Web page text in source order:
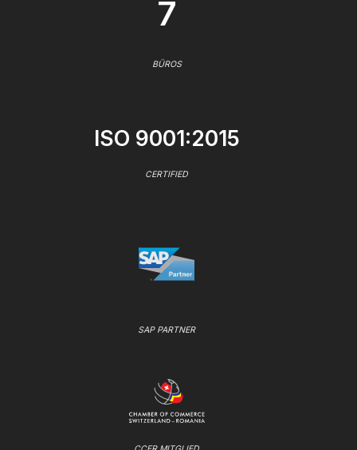
7
BÜROS
ISO 9001:2015
CERTIFIED
SAP PARTNER